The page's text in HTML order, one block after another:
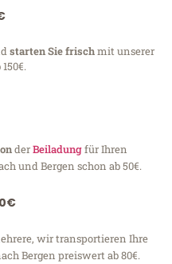
starten Sie frischmit unserer
150€.
derBeiladungfür Ihren
und Bergen schon ab 50€.
wir transportieren Ihre
Bergen preiswert ab 80€.